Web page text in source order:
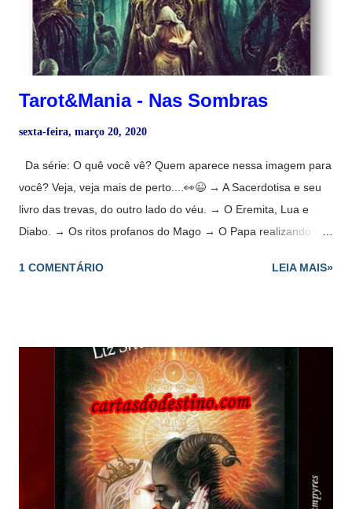
pessoal, diferenciando as três partes que conhecemos como
MATÉRIA , MENTE e ALMA , e ...
Tarot&Mania - Nas Sombras
sexta-feira, março 20, 2020
Da série: O quê você vê? Quem aparece nessa imagem para
você? Veja, veja mais de perto....👀😉 → A Sacerdotisa e seu
livro das trevas, do outro lado do véu. → O Eremita, Lua e
Diabo. → Os ritos profanos do Mago → O Papa realizando a
Torre, um portal para o submundo → O Louco, não. O Louco
você nunca Não sabe nunca Se vão, se ficam Quem vai, quem
foi ♬♪♬ Zé Ramalho
1 COMENTÁRIO LEIA MAIS»